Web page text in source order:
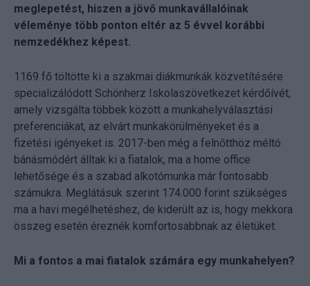
meglepetést, hiszen a jövő munkavállalóinak
véleménye több ponton eltér az 5 évvel korábbi
nemzedékhez képest.
1169 fő töltötte ki a szakmai diákmunkák közvetítésére
specializálódott Schönherz Iskolaszövetkezet kérdőívét,
amely vizsgálta többek között a munkahelyválasztási
preferenciákat, az elvárt munkakörülményeket és a
fizetési igényeket is. 2017-ben még a felnőtthöz méltó
bánásmódért álltak ki a fiatalok, ma a home office
lehetősége és a szabad alkotómunka már fontosabb
számukra. Meglátásuk szerint 174.000 forint szükséges
ma a havi megélhetéshez, de kiderült az is, hogy mekkora
összeg esetén éreznék komfortosabbnak az életüket.
Mi a fontos a mai fiatalok számára egy munkahelyen?